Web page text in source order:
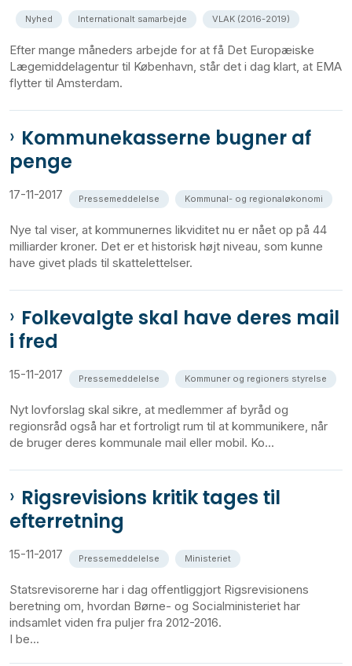
Nyhed Internationalt samarbejde VLAK (2016-2019)
Efter mange måneders arbejde for at få Det Europæiske
Lægemiddelagentur til København, står det i dag klart, at EMA
flytter til Amsterdam.
Kommunekasserne bugner af
penge
17-11-2017 Pressemeddelelse Kommunal- og regionaløkonomi
Nye tal viser, at kommunernes likviditet nu er nået op på 44
milliarder kroner. Det er et historisk højt niveau, som kunne
have givet plads til skattelettelser.
Folkevalgte skal have deres mail
i fred
15-11-2017 Pressemeddelelse Kommuner og regioners styrelse
Nyt lovforslag skal sikre, at medlemmer af byråd og
regionsråd også har et fortroligt rum til at kommunikere, når
de bruger deres kommunale mail eller mobil. Ko...
Rigsrevisions kritik tages til
efterretning
15-11-2017 Pressemeddelelse Ministeriet
Statsrevisorerne har i dag offentliggjort Rigsrevisionens
beretning om, hvordan Børne- og Socialministeriet har
indsamlet viden fra puljer fra 2012-2016.
I be...